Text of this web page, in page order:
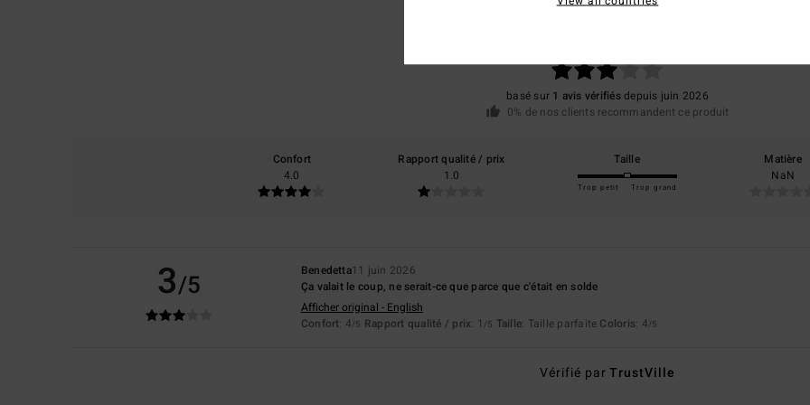
basé sur 1 avis vérifiésdepuis juin 2026
0% de nos clients recommandent ce produit
Confort
4.0
Rapport qualité / prix
1.0
Taille
Trop petit Trop grand
Matière
NaN
3/5 Benedetta11 juin 2026
Ça valait le coup, ne serait-ce que parce que c'était en solde
Afficher original - English
Confort: 4/5 Rapport qualité / prix: 1 /5 Taille: Taille parfaite Coloris: 4/5
Vérifié parTrustVille